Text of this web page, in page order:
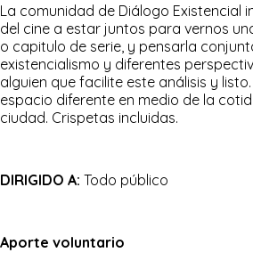
La comunidad de Diálogo Existencial
del cine a estar juntos para vernos
o capitulo de serie, y pensarla
existencialismo y diferentes
alguien que facilite este análisis y
espacio diferente en medio de la
ciudad. Crispetas incluidas.
DIRIGIDO A: Todo público
Aporte voluntario